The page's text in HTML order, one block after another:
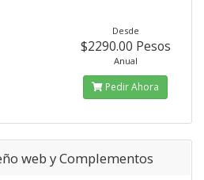
Desde
$2290.00 Pesos
Anual
Pedir Ahora
web y Complementos